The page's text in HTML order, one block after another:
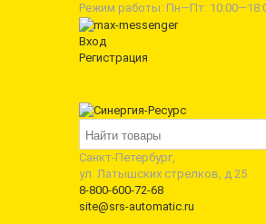
Режим работы: Пн—Пт:
Вход
Регистрация
Санкт-Петербург,
ул. Латышских стрелков, д 25
8-800-600-72-68
site@srs-automatic.ru